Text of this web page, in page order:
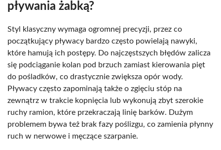
pływania żabką?
Styl klasyczny wymaga ogromnej precyzji, przez co
początkujący pływacy bardzo często powielają nawyki,
które hamują ich postępy. Do najczęstszych błędów zalicza
się podciąganie kolan pod brzuch zamiast kierowania pięt
do pośladków, co drastycznie zwiększa opór wody.
Pływacy często zapominają także o zgięciu stóp na
zewnątrz w trakcie kopnięcia lub wykonują zbyt szerokie
ruchy ramion, które przekraczają linię barków. Dużym
problemem bywa też brak fazy poślizgu, co zamienia płynny
ruch w nerwowe i męczące szarpanie.